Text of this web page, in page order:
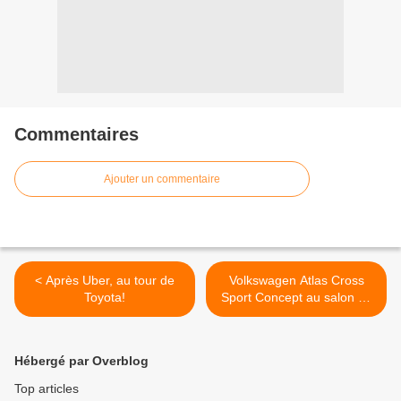
Commentaires
Ajouter un commentaire
< Après Uber, au tour de
Toyota!
Volkswagen Atlas Cross
Sport Concept au salon de
New York ! >
Hébergé par Overblog
Top articles